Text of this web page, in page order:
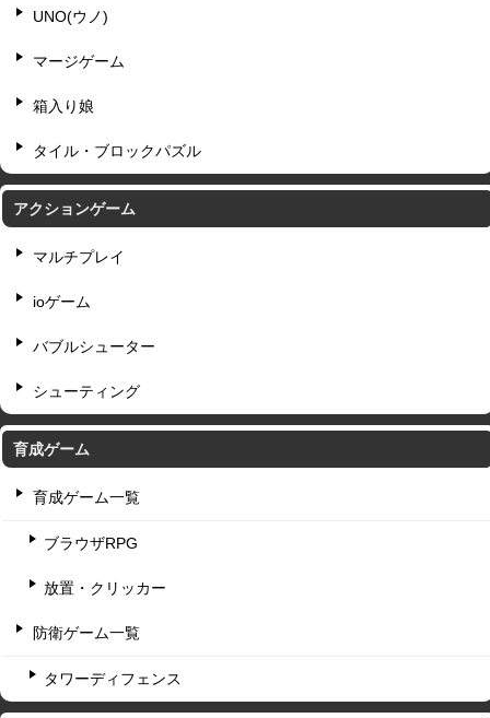
UNO(ウノ)
マージゲーム
箱入り娘
タイル・ブロックパズル
アクションゲーム
マルチプレイ
ioゲーム
バブルシューター
シューティング
育成ゲーム
育成ゲーム一覧
ブラウザRPG
放置・クリッカー
防衛ゲーム一覧
タワーディフェンス